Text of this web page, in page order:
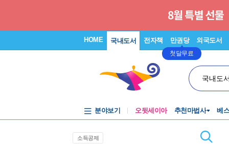
HOME 국내도서 전자책 만권당
첫달무료
외국도서
국내도
분야보기 오뒷세이아 추천마법사 베
소득공제